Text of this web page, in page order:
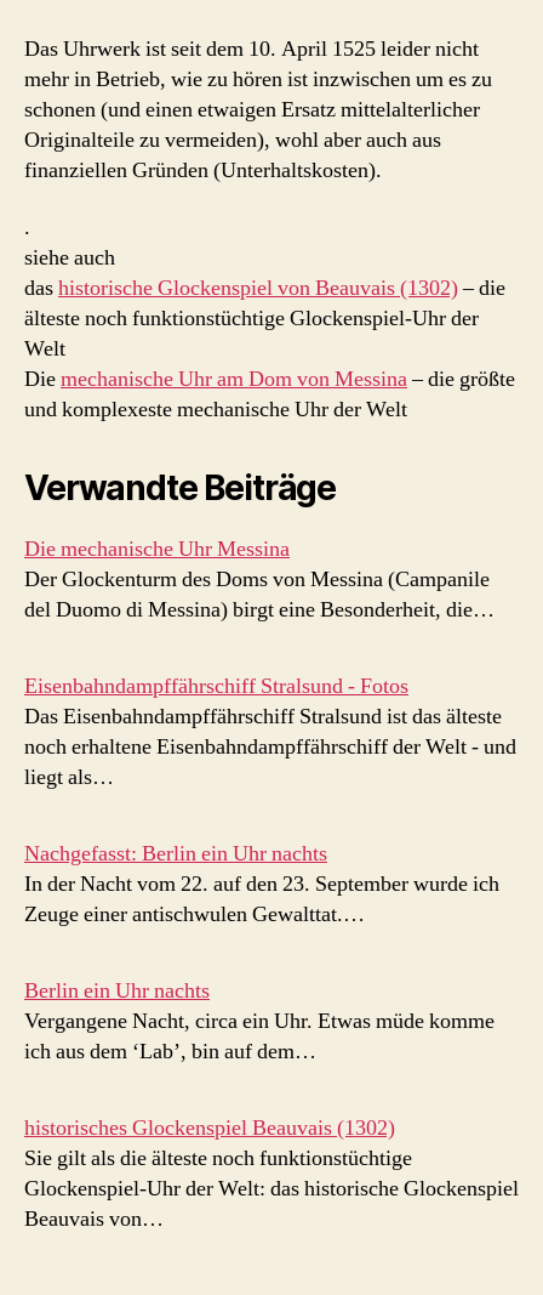
Das Uhrwerk ist seit dem 10. April 1525 leider nicht
mehr in Betrieb, wie zu hören ist inzwischen um es zu
schonen (und einen etwaigen Ersatz mittelalterlicher
Originalteile zu vermeiden), wohl aber auch aus
finanziellen Gründen (Unterhaltskosten).
.
siehe auch
dashistorische Glockenspiel von Beauvais (1302)– die
älteste noch funktionstüchtige Glockenspiel-Uhr der
Welt
Diemechanische Uhr am Dom von Messina– die größte
und komplexeste mechanische Uhr der Welt
Verwandte Beiträge
Die mechanische Uhr Messina
Der Glockenturm des Doms von Messina (Campanile
del Duomo di Messina) birgt eine Besonderheit, die…
Eisenbahndampffährschiff Stralsund - Fotos
Das Eisenbahndampffährschiff Stralsund ist das älteste
noch erhaltene Eisenbahndampffährschiff der Welt - und
liegt als…
Nachgefasst: Berlin ein Uhr nachts
In der Nacht vom 22. auf den 23. September wurde ich
Zeuge einer antischwulen Gewalttat.…
Berlin ein Uhr nachts
Vergangene Nacht, circa ein Uhr. Etwas müde komme
ich aus dem ‘Lab’, bin auf dem…
historisches Glockenspiel Beauvais (1302)
Sie gilt als die älteste noch funktionstüchtige
Glockenspiel-Uhr der Welt: das historische Glockenspiel
Beauvais von…